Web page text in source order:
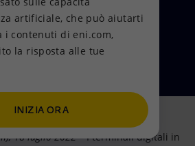
Eni parlano
18 luglio 2022– I terminali digitali in
artificiale, che può aiutarti
i contenuti di eni.com,
la risposta alle tue
INIZIA ORA